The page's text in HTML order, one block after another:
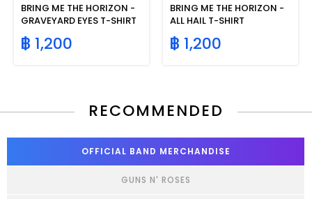
BRING ME THE HORIZON -
GRAVEYARD EYES T-SHIRT
฿ 1,200
BRING ME THE HORIZON -
ALL HAIL T-SHIRT
฿ 1,200
RECOMMENDED
OFFICIAL BAND MERCHANDISE
GUNS N' ROSES